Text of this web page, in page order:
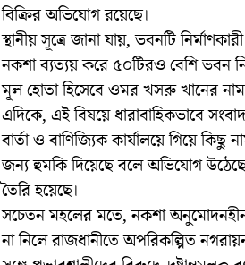
বিক্রির অভিযোগ রয়েছে।
স্থানীয় সূত্রে জানা যায়, ভবনটি
নকশা ব্যত্যয় করে ৫০টিরও বেশি ভবন
মূল হোতা হিসেবে ওমর খসরু খানের
এদিকে, এই বিষয়ে ধারাবাহিকভাবে
বার্তা ও বাণিজ্যিক কার্যালয়ে গিয়ে কিছু
জন্য হুমকি দিয়েছে বলে অভিযোগ
তৈরি হয়েছে।
সচেতন মহলের মতে, নকশা
না নিলে রাজধানীতে অপরিকল্পিত